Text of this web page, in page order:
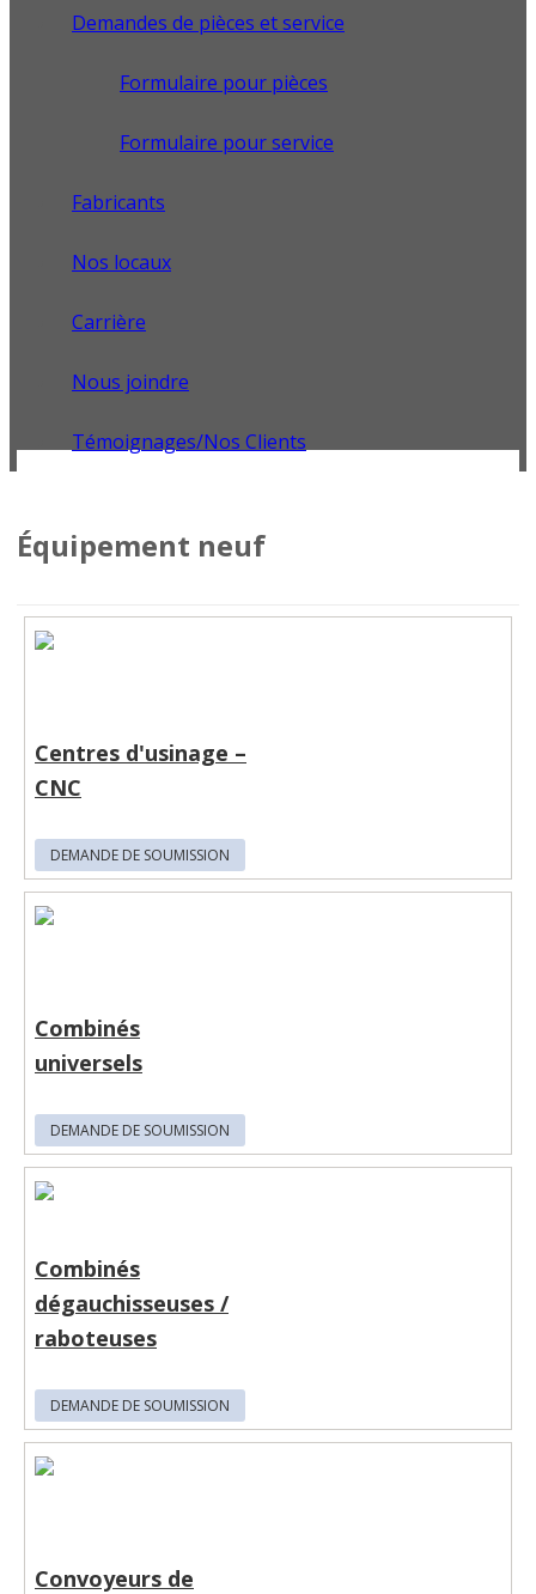
Demandes de pièces et service
Formulaire pour pièces
Formulaire pour service
Fabricants
Nos locaux
Carrière
Nous joindre
Témoignages/Nos Clients
Équipement neuf
Centres d'usinage –
CNC
DEMANDE DE SOUMISSION
Combinés
universels
DEMANDE DE SOUMISSION
Combinés
dégauchisseuses /
raboteuses
DEMANDE DE SOUMISSION
Convoyeurs de